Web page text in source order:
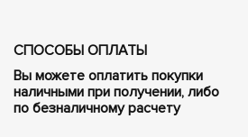
СПОСОБЫ ОПЛАТЫ
Вы можете оплатить покупки
наличными при получении, либо
по безналичному расчету